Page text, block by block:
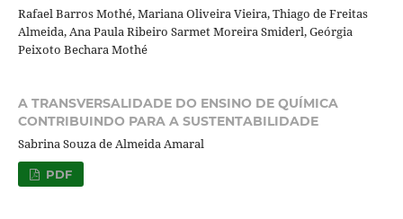
Rafael Barros Mothé, Mariana Oliveira Vieira, Thiago de Freitas
Almeida, Ana Paula Ribeiro Sarmet Moreira Smiderl, Geórgia
Peixoto Bechara Mothé
A TRANSVERSALIDADE DO ENSINO DE QUÍMICA
CONTRIBUINDO PARA A SUSTENTABILIDADE
Sabrina Souza de Almeida Amaral
PDF